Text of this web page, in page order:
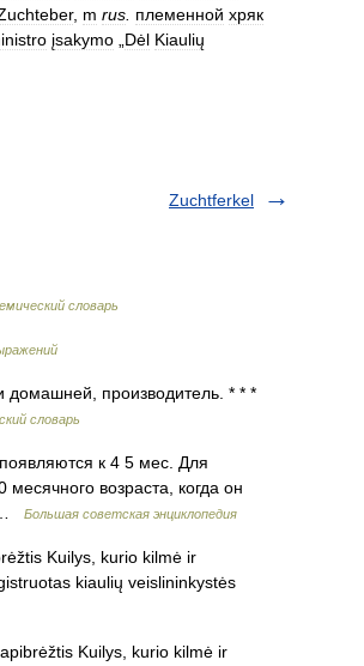
, m rus племенной хряк
įsakymo Dėl Kiaulių
Zuchtferkel
словарь
производитель. * * *
словарь
к 4 5 мес. Для
возраста, когда он
…
Большая советская энциклопедия
Kuilys, kurio kilmė ir
kiaulių veislininkystės
Kuilys, kurio kilmė ir